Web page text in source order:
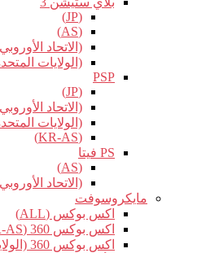
(JP)
(AS)
(الاتحاد
(الولايات
PSP
(JP)
(الاتحاد
(الولايات
(KR-AS)
PS فيتا
(AS)
(الاتحاد
مايكروسوفت
اكس بوكس (ALL)
اكس بوكس 360 (JP-KR-AS)
اكس